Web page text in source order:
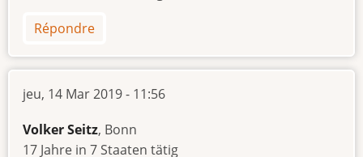
Répondre
jeu, 14 Mar 2019 - 11:56
Volker Seitz, Bonn
17 Jahre in 7 Staaten tätig